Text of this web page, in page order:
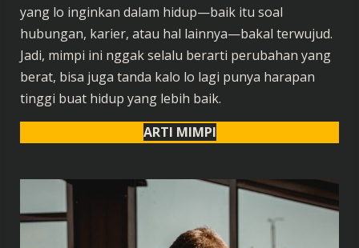
yang lo inginkan dalam hidup—baik itu soal
hubungan, karier, atau hal lainnya—bakal terwujud.
Jadi, mimpi ini nggak selalu berarti perubahan yang
berat, bisa juga tanda kalo lo lagi punya harapan
tinggi buat hidup yang lebih baik.
ARTI MIMPI